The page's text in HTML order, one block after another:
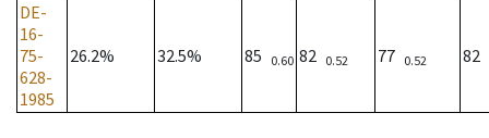
DE-
16-
75-
628-
1985
26.2% 32.5% 85 0.60 82 0.52 77 0.52 82